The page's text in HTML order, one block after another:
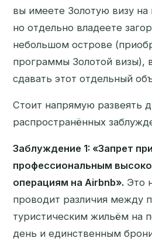
вы имеете Золотую визу на
но отдельно владеете
небольшом острове
программы Золотой визы),
сдавать этот отдельный
Стоит напрямую развеять
распространённых
Заблуждение 1: «Запрет
профессиональным
операциям на Airbnb». Это
проводит различия между
туристическим жильём на
день и единственным